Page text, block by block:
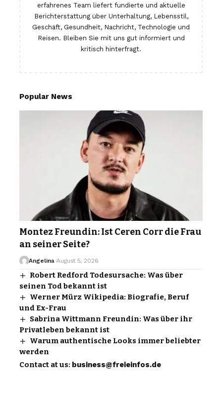
erfahrenes Team liefert fundierte und aktuelle
Berichterstattung über Unterhaltung, Lebensstil,
Geschäft, Gesundheit, Nachricht, Technologie und
Reisen. Bleiben Sie mit uns gut informiert und
kritisch hinterfragt.
Popular News
Montez Freundin: Ist Ceren Corr die Frau
an seiner Seite?
Angelina August 5, 2026
Robert Redford Todesursache: Was über
seinen Tod bekannt ist
Werner Mürz Wikipedia: Biografie, Beruf
und Ex-Frau
Sabrina Wittmann Freundin: Was über ihr
Privatleben bekannt ist
Warum authentische Looks immer beliebter
werden
Contact at us: business@freieinfos.de